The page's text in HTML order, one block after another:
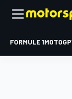
FORMULE 1MOTOGP